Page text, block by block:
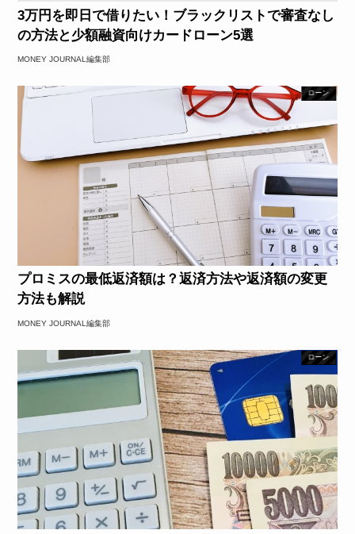
3万円を即日で借りたい！ブラックリストで審査なし
の方法と少額融資向けカードローン5選
MONEY JOURNAL編集部
ローン
プロミスの最低返済額は？返済方法や返済額の変更
方法も解説
MONEY JOURNAL編集部
ローン